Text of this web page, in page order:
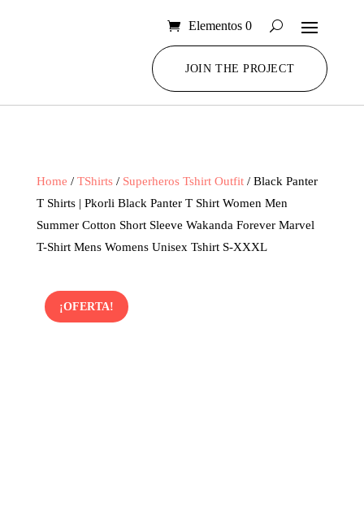
Elementos 0
JOIN THE PROJECT
Home / TShirts/ Superheros Tshirt Outfit/ Black Panter
T Shirts | Pkorli Black Panter T Shirt Women Men
Summer Cotton Short Sleeve Wakanda Forever Marvel
T-Shirt Mens Womens Unisex Tshirt S-XXXL
¡OFERTA!